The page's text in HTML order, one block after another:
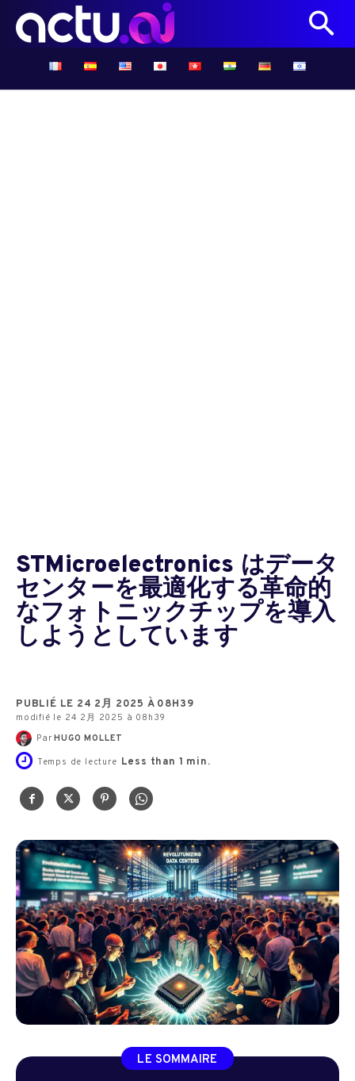
STMicroelectronics はデータ
センターを最適化する革命的
なフォトニックチップを導入
しようとしています
PUBLIÉ LE 24 2月 2025 À 08H39
modifié le 24 2月 2025 à 08h39
Par HUGO MOLLET
Temps de lecture Less than 1 min.
LE SOMMAIRE